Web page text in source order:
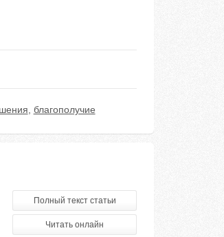
благополучие
Полный текст статьи
Читать онлайн